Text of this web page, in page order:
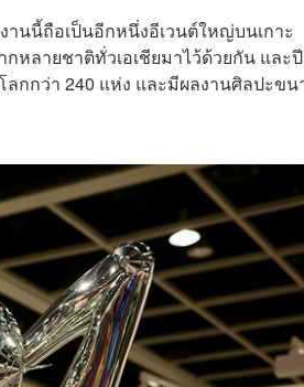
นนี้ถือเป็นอีกหนึ่งอีเวนต์ใหญ่บนเกาะ
หลายชาติทั่วเอเชียมาไว้ด้วยกัน และ
ลกกว่า 240 แห่ง และมีผลงานศิลปะขน